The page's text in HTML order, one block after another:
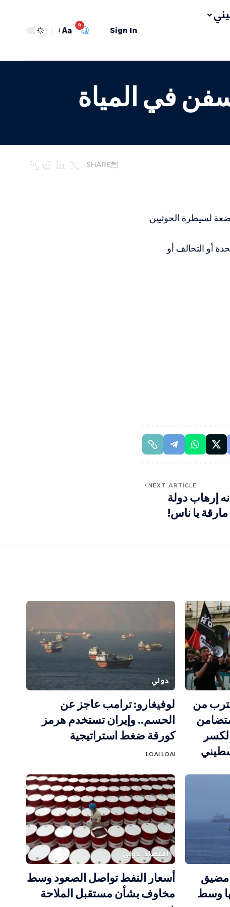
Sign In
9
Aa
في المياة
SHARE
لسيطرة الحوثيين
أو التحالف أو
NEXT ARTICLE
إرهاب دولة
مارقة يا ناس!
من
لكسر
دولي
لوفيغارو: ترامب عاجز عن
الحسم.. وإيران تستخدم هرمز
كورقة ضغط استراتيجية
LOAI LOAI
مضيق
وسط
اقتصاد دولي
أسعار النفط تواصل الصعود وسط
مخاوف بشأن مستقبل الملاحة